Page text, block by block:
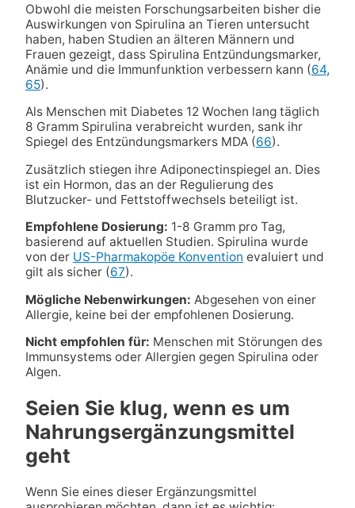
Obwohl die meisten Forschungsarbeiten bisher die
Auswirkungen von Spirulina an Tieren untersucht
haben, haben Studien an älteren Männern und
Frauen gezeigt, dass Spirulina Entzündungsmarker,
Anämie und die Immunfunktion verbessern kann (64,
65).
Als Menschen mit Diabetes 12 Wochen lang täglich
8 Gramm Spirulina verabreicht wurden, sank ihr
Spiegel des Entzündungsmarkers MDA (66).
Zusätzlich stiegen ihre Adiponectinspiegel an. Dies
ist ein Hormon, das an der Regulierung des
Blutzucker- und Fettstoffwechsels beteiligt ist.
Empfohlene Dosierung: 1-8 Gramm pro Tag,
basierend auf aktuellen Studien. Spirulina wurde
von der US-Pharmakopöe Konvention evaluiert und
gilt als sicher (67).
Mögliche Nebenwirkungen: Abgesehen von einer
Allergie, keine bei der empfohlenen Dosierung.
Nicht empfohlen für: Menschen mit Störungen des
Immunsystems oder Allergien gegen Spirulina oder
Algen.
Seien Sie klug, wenn es um
Nahrungsergänzungsmittel
geht
Wenn Sie eines dieser Ergänzungsmittel